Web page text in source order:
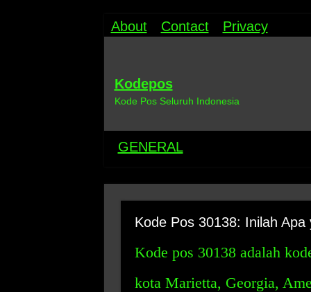
About Contact Privacy
Kodepos
Kode Pos Seluruh Indonesia
GENERAL
Kode Pos 30138: Inilah
Kode pos 30138 adalah
kota Marietta, Georgia,